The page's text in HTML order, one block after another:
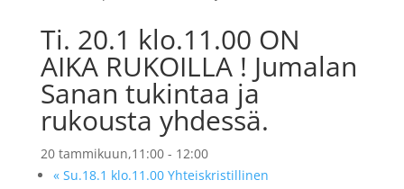
Ti. 20.1 klo.11.00 ON
AIKA RUKOILLA ! Jumalan
Sanan tukintaa ja
rukousta yhdessä.
20 tammikuun,11:00- 12:00
«Su.18.1 klo.11.00 Yhteiskristillinen